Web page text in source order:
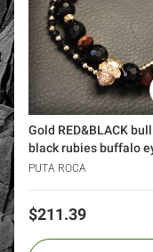
Gold RED&BLACK
black rubies buffalo
skull bracelet
PUTA ROCA
Price
$211.39